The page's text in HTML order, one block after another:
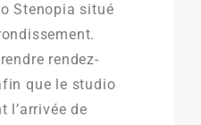
Stenopia situé
rendez-
que le studio
l’arrivée de